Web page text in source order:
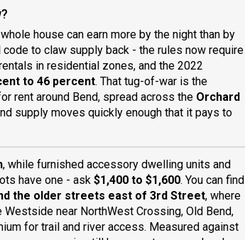
house can earn more by the night than by
to claw supply back - the rules now require
in residential zones, and the 2022
to 46 percent. That tug-of-war is the
rent around Bend, spread across the Orchard
supply moves quickly enough that it pays to
, while furnished accessory dwelling units and
have one - ask $1,400 to $1,600. You can find
the older streets east of 3rd Street, where
near NorthWest Crossing, Old Bend,
for trail and river access. Measured against